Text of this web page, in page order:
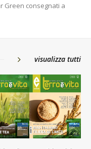
Green consegnati a
visualizza tutti